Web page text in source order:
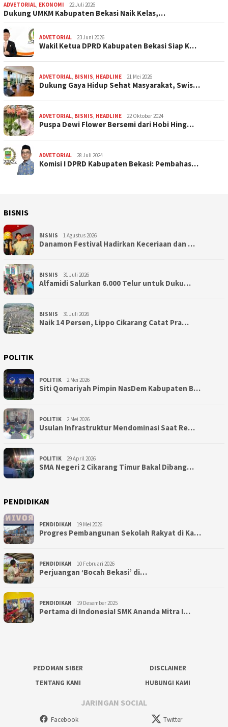
ADVETORIAL, EKONOMI 22 Juli 2026
Dukung UMKM Kabupaten Bekasi Naik Kelas,…
ADVETORIAL 23 Juni 2026
Wakil Ketua DPRD Kabupaten Bekasi Siap K…
ADVETORIAL, BISNIS, HEADLINE 21 Mei 2026
Dukung Gaya Hidup Sehat Masyarakat, Swis…
ADVETORIAL, BISNIS, HEADLINE 22 Oktober 2024
Puspa Dewi Flower Bersemi dari Hobi Hing…
ADVETORIAL 28 Juli 2024
Komisi I DPRD Kabupaten Bekasi: Pembahas…
BISNIS
BISNIS 1 Agustus 2026
Danamon Festival Hadirkan Keceriaan dan …
BISNIS 31 Juli 2026
Alfamidi Salurkan 6.000 Telur untuk Duku…
BISNIS 31 Juli 2026
Naik 14 Persen, Lippo Cikarang Catat Pra…
POLITIK
POLITIK 2 Mei 2026
Siti Qomariyah Pimpin NasDem Kabupaten B…
POLITIK 2 Mei 2026
Usulan Infrastruktur Mendominasi Saat Re…
POLITIK 29 April 2026
SMA Negeri 2 Cikarang Timur Bakal Dibang…
PENDIDIKAN
PENDIDIKAN 19 Mei 2026
Progres Pembangunan Sekolah Rakyat di Ka…
PENDIDIKAN 10 Februari 2026
Perjuangan ‘Bocah Bekasi’ di…
PENDIDIKAN 19 Desember 2025
Pertama di Indonesia! SMK Ananda Mitra I…
PEDOMAN SIBER
DISCLAIMER
TENTANG KAMI
HUBUNGI KAMI
JARINGAN SOCIAL
Facebook Twitter